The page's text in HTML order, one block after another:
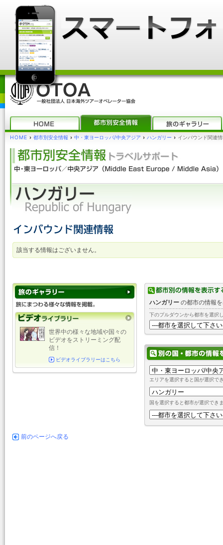
HOME › 都市別安全情報 › 中・東ヨーロッパ/中央アジア › ハンガリー › インバウンド関連
該当する情報はございません。
ハンガリー の都市の情報
下のプルダウンから都市を選択
エリアを選択すると国が選択で
国を選択すると都市が選択でき
世界中の様々な地域や国々の
ビデオをストリーミング配
信！
ビデオライブラリーはこちら
前のページへ戻る